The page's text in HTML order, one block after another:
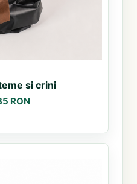
si crini
RON